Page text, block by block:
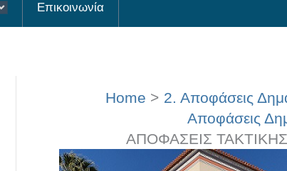
Επικοινωνία
Home
2. Αποφάσεις
Αποφάσεις
ΑΠΟΦΑΣΕΙΣ